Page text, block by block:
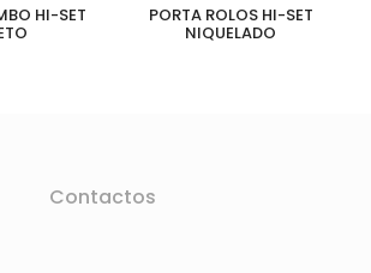
HI-SET PORTA ROLOS HI-SET
NIQUELADO
Contactos